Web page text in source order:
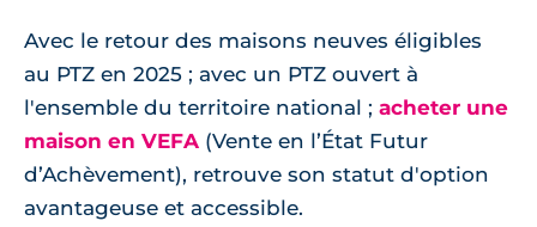
Avec le retour des maisons neuves éligibles
au PTZ en 2025 ; avec un PTZ ouvert à
l'ensemble du territoire national ; acheter une
maison en VEFA (Vente en l’État Futur
d’Achèvement), retrouve son statut d'option
avantageuse et accessible.